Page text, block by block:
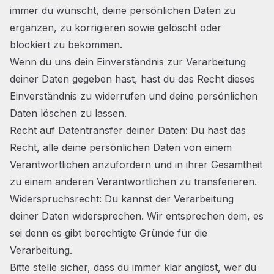
immer du wünscht, deine persönlichen Daten zu
ergänzen, zu korrigieren sowie gelöscht oder
blockiert zu bekommen.
Wenn du uns dein Einverständnis zur Verarbeitung
deiner Daten gegeben hast, hast du das Recht dieses
Einverständnis zu widerrufen und deine persönlichen
Daten löschen zu lassen.
Recht auf Datentransfer deiner Daten: Du hast das
Recht, alle deine persönlichen Daten von einem
Verantwortlichen anzufordern und in ihrer Gesamtheit
zu einem anderen Verantwortlichen zu transferieren.
Widerspruchsrecht: Du kannst der Verarbeitung
deiner Daten widersprechen. Wir entsprechen dem, es
sei denn es gibt berechtigte Gründe für die
Verarbeitung.
Bitte stelle sicher, dass du immer klar angibst, wer du